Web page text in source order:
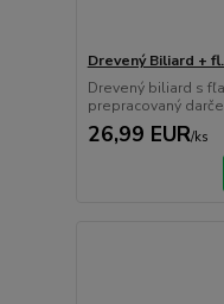
Drevený Biliard +
Drevený biliard s
prepracovaný
26,99 EUR/ks